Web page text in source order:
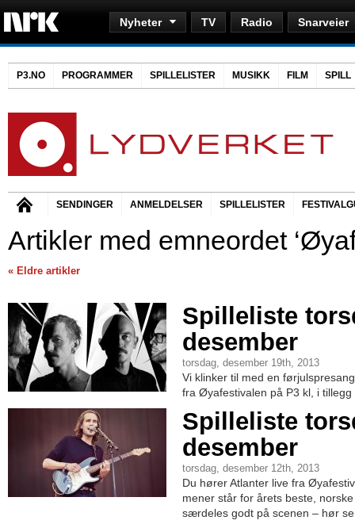
Nyheter TV Radio Snarveier
P3.NO PROGRAMMER SPILLELISTER MUSIKK FILM SPILL
SENDINGER ANMELDELSER SPILLELISTER
Artikler med emneordet
« Eldre artikler
Spilleliste
desember
torsdag, desember 19th, 2013
Vi klinker til med en
fra Øyafestivalen på P3 kl, i
Spilleliste
desember
torsdag, desember 12th, 2013
Du hører Atlanter live fra
mener står for årets beste,
særdeles godt på scenen – hør